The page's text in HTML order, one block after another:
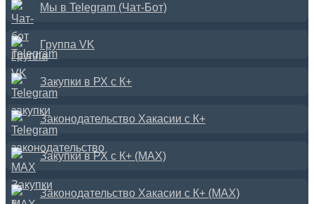
Мы в Telegram (Чат-Бот)
Группа VK
Закупки в РХ с К+
Законодательство Хакасии с К+
Закупки в РХ с К+ (MAX)
Законодательство Хакасии с К+ (MAX)